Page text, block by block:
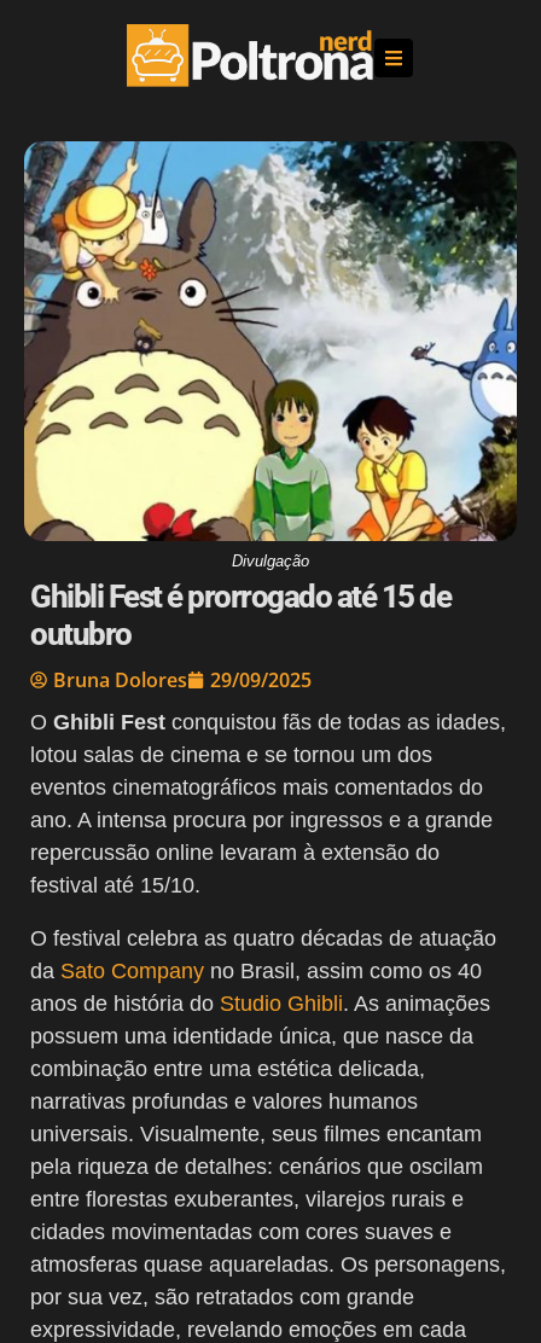
Divulgação
Ghibli Fest é prorrogado até 15 de
outubro
Bruna Dolores 29/09/2025
O Ghibli Fest conquistou fãs de todas as idades,
lotou salas de cinema e se tornou um dos
eventos cinematográficos mais comentados do
ano. A intensa procura por ingressos e a grande
repercussão online levaram à extensão do
festival até 15/10.
O festival celebra as quatro décadas de atuação
da Sato Company no Brasil, assim como os 40
anos de história do Studio Ghibli. As animações
possuem uma identidade única, que nasce da
combinação entre uma estética delicada,
narrativas profundas e valores humanos
universais. Visualmente, seus filmes encantam
pela riqueza de detalhes: cenários que oscilam
entre florestas exuberantes, vilarejos rurais e
cidades movimentadas com cores suaves e
atmosferas quase aquareladas. Os personagens,
por sua vez, são retratados com grande
expressividade, revelando emoções em cada